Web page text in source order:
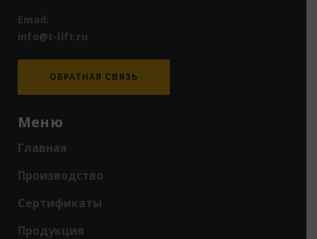
Email:
info@t-lift.ru
ОБРАТНАЯ СВЯЗЬ
Меню
Главная
Производство
Сертификаты
Продукция